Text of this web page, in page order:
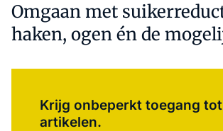
Omgaan met
haken, ogen én de
Krijg onbeperkt toegang
artikelen.